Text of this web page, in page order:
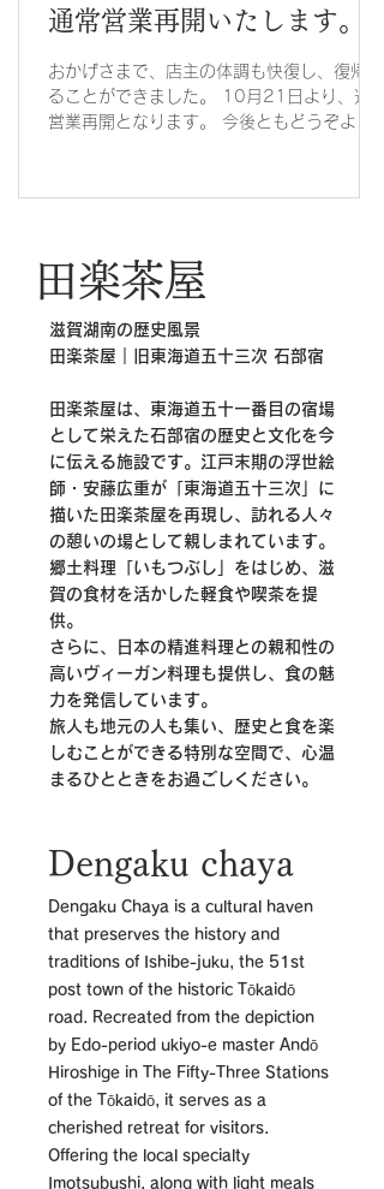
通常営業再開いたします。
おかげさまで、店主の体調も快復し、復帰す
ることができました。 10月21日より、通常
営業再開となります。 今後ともどうぞよろ
田楽茶屋
滋賀湖南の歴史風景
田楽茶屋｜旧東海道五十三次 石部宿
田楽茶屋は、東海道五十一番目の宿場
として栄えた石部宿の歴史と文化を今
に伝える施設です。江戸末期の浮世絵
師・安藤広重が「東海道五十三次」に
描いた田楽茶屋を再現し、訪れる人々
の憩いの場として親しまれています。
郷土料理「いもつぶし」をはじめ、滋
賀の食材を活かした軽食や喫茶を提
供。
さらに、日本の精進料理との親和性の
高いヴィーガン料理も提供し、食の魅
力を発信しています。
旅人も地元の人も集い、歴史と食を楽
しむことができる特別な空間で、心温
まるひとときをお過ごしください。
Dengaku chaya
Dengaku Chaya is a cultural haven
that preserves the history and
traditions of Ishibe-juku, the 51st
post town of the historic Tōkaidō
road. Recreated from the depiction
by Edo-period ukiyo-e master Andō
Hiroshige in The Fifty-Three Stations
of the Tōkaidō, it serves as a
cherished retreat for visitors.
Offering the local specialty
Imotsubushi, along with light meals